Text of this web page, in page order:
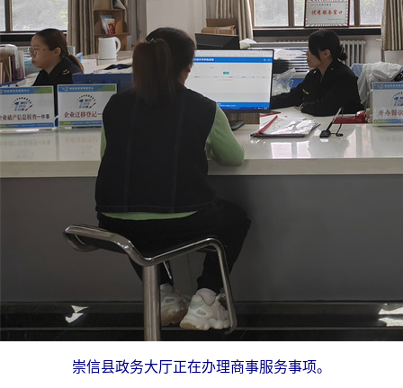
崇信县政务大厅正在办理商事服务事项。